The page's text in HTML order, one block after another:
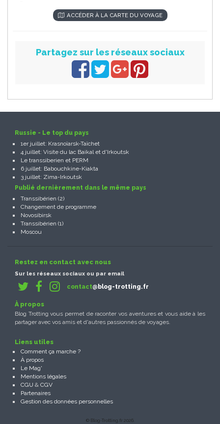
ACCÉDER À LA CARTE DU VOYAGE
Partagez sur les réseaux sociaux
Russie - Le top du pays
1er juillet: Krasnoïarsk-Taïchet
4 juillet: Visite du lac Baikal et d'Irkoutsk
Le transsiberien et PERM
6 juillet: Babouchkine-Kiakta
3 juillet: Zima-Irkoutsk
Publié dernièrement dans le même pays
Transsibérien (2)
Changement de programme
Novosibirsk
Transsibérien (1)
Moscou
Restez en contact avec nous
Sur les réseaux sociaux ou par email
contact@blog-trotting.fr
À propos
Blog Trotting vous permet de raconter vos aventures et vous aide à les
partager avec vos amis et d'autres passionnés de voyages.
Liens utiles
Comment ça marche ?
À propos
Le Mag'
Mentions légales
CGU & CGV
Partenaires
Gestion des données personnelles
© Blog-Trotting.fr 2026.